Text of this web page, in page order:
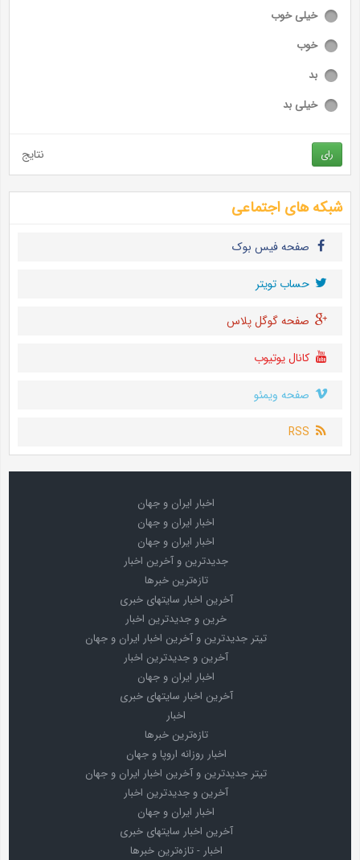
خیلی خوب
خوب
بد
خیلی بد
رای نتایج
شبکه های اجتماعی
صفحه فیس بوک
حساب تويتر
صفحه گوگل پلاس
کانال یوتیوب
صفحه ویمئو
RSS
اخبار ایران و جهان
اخبار ایران و جهان
اخبار ایران و جهان
جدیدترین و آخرین اخبار
تازه‌ترین خبرها
آخرین اخبار سایتهای خبری
خرین و جدیدترین اخبار
تیتر جدیدترین و آخرین اخبار ایران و جهان
آخرین و جدیدترین اخبار
اخبار ایران و جهان
آخرین اخبار سایتهای خبری
اخبار
تازه‌ترین خبرها
اخبار روزانه اروپا و جهان
تیتر جدیدترین و آخرین اخبار ایران و جهان
آخرین و جدیدترین اخبار
اخبار ایران و جهان
آخرین اخبار سایتهای خبری
اخبار - تازه‌ترین خبرها